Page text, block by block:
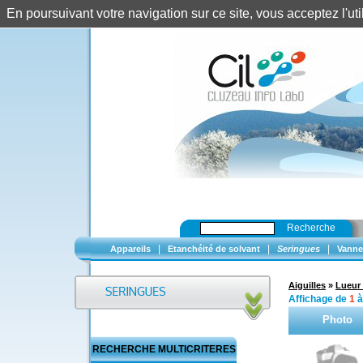
Recherche
Appareils Etanchéité de solvant Seringues
RECHERCHE MULTICRITERES
Aiguilles » Lueur
Affichage de 1 à
Photo
En poursuivant votre navigation sur ce site, vous acceptez